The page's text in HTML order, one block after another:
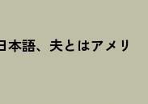
本語、夫とはアメリ